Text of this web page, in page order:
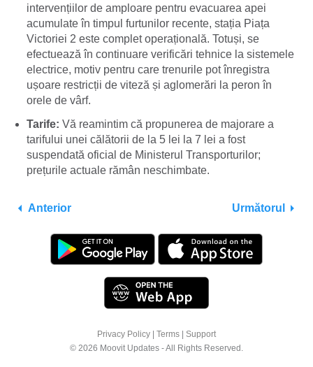
intervențiilor de amploare pentru evacuarea apei
acumulate în timpul furtunilor recente, stația Piața
Victoriei 2 este complet operațională. Totuși, se
efectuează în continuare verificări tehnice la sistemele
electrice, motiv pentru care trenurile pot înregistra
ușoare restricții de viteză și aglomerări la peron în
orele de vârf.
Tarife: Vă reamintim că propunerea de majorare a
tarifului unei călătorii de la 5 lei la 7 lei a fost
suspendată oficial de Ministerul Transporturilor;
prețurile actuale rămân neschimbate.
Anterior Următorul
Privacy Policy Terms
Support
© 2026 Moovit Updates - All Rights Reserved.